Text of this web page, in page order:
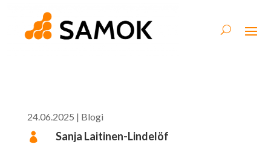
24.06.2025 | Blogi
 Sanja Laitinen-Lindelöf